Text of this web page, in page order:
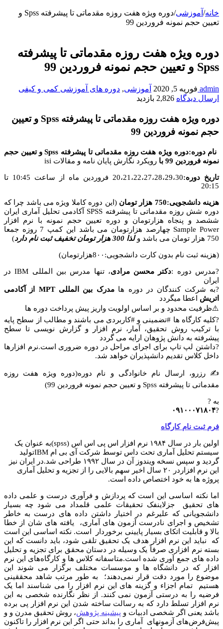
خانه/ آموزشی/
دوره ویژه هفت روزه مقدماتی تا پیشرفته Spss و
تعیین حجم نمونه فروردین 99
دوره ویژه هفت روزه مقدماتی تا پیشرفته
Spss و تعیین حجم نمونه فروردین 99
admin فوریه 5, 2020 آموزشی, دوره های آموزشی کمی و کیفی
ارسال دیدگاه 2,826 بازدید
دوره ویژه هفت روزه مقدماتی تا پیشرفته Spss و تعیین
حجم نمونه فروردین 99
نام دوره:دوره ویژه هفت روزه مقدماتی تا پیشرفته Spss و تعیین حجم
نمونه فروردین 99
با رویکرد نگارش پایان نامه و مقالات isi
تاریخ دوره:
20،21،22،27،28،29،30 فروردین ماه از ساعت 10:45 تا
20:15
هزینه دانشجویی:750 هزار تومان
(این دوره کاملا ویژه می باشد چرا که
دوره شش روزه مقدماتی تا پیشرفته SPSS آکادمی تحلیل آماری ایران
ششصد و پنجاه هزارتومان و دوره تعیین حجم نمونه با نرم افزار
Sample Power چهارصد هزارتومان می باشد این کمپ 7 روزه جمعا
750 هزار تومان می باشد و
لذا 300 هزار تومان تخفیف ثبت نام دارد )
(هزینه ثبت نام بدون کارت دانشجویی:8۰۰هزارتومان)
?مدرس دوره :دکتر محسن مرادی
، تنها مدرس بین المللی IBM در
ایران
?به شرکت کنندگان در دوره هامدرک بین المللی MPT
از آکادمی
اتریش اعطا میگردد
⚠️ظرفیت محدود و بر اساس اولویت واریز پیش پرداخت دوره ها
?کلیه کارگاه ها #تضمینی و #کاربردی می باشند و مطالب از سطح پایه
با ترکیب روش تحقیق، آمار، نرم افزار و گزارش نویسی تا سطح
پیشرفته به دانش پژوهان ارایه می گردد
?داشتن لپ تاپ برای اجرای مراحل در دوره ضروری است.نرم افزارها
داخل کلاس تقدیم دانشپذیران خواهد شد.
✍ رزرو، ارسال نام خانوادگی و نام دوره(دوره ویژه هفت روزه
مقدماتی تا پیشرفته Spss و تعیین حجم نمونه فروردین 99)
به ?
?۰۹۱۰۰۰۷۱۸۰۴
فرم ثبت نام کارگاه
اولین بار در سال ۱۹۸۴ نرم افزار اس پی اس اس (spss)به عنوان یک
سیستم تحلیل آماری تحت داس توسط شرکت آی بی ام IBMتولید
گردید و سپس نسخه ویندوز آن در سال ۱۹۹۲ طراحی شد.در ایران نیز
این نرم افزاردر ۲۰ سال اخیر سهم بالایی را از تجزیه و تحلیل آماری
پروژه ها به خود اختصاص داده است.
اما نکته اساسی این است که پردازش و فرآوری درست و علمی داده
های تحقیق جزلاینفک تحقیقات علمی قلمداد می شود چه بسیار
دانشجویانی که علیرغم در اختیار داشتن داده های درست به خاطر
تشخیص و اجرای نادرست آزمون های آماری، یافته های شان از خطا
بالا و قابلیت اتکای بسیار پایینی برخوردار است. نکته اساسی این است
که نباید این نرم افزار هدف یک تحقیق تلقی شود، باید دانست که این
بسته نرم افزاری صرفاً یک وسیله در دستان محقق برای تجزیه و تحلیل
داده های جمع آوری شده است.متاسفانه کلاس ها و کارگاه‌های این نرم
افزار که در دانشگاه ها و موسسات مختلف برگزار می شوند این
موضوع را مورد دقت قرار نمی‌دهند؛ به طور مرتب شاهد محققینی
هستیم تمام اجزاء و گزینه های این نرم افزار را می شناسند اما یک
فرضیه را به درستی آزمون نمی کنند. از نظر نگارنده شخصی به این
نرم افزار تسلط دارد که به رسالت ساخته شدن این نرم افزار پی برده
باشد یعنی اگر شخصی ادبیات و پیشینه پژوهش، روش تحقیق مدرن و و
پیش‌فرض‌های آزمونهای آماری را بداند حتی اگر این نرم افزار را تاکنون